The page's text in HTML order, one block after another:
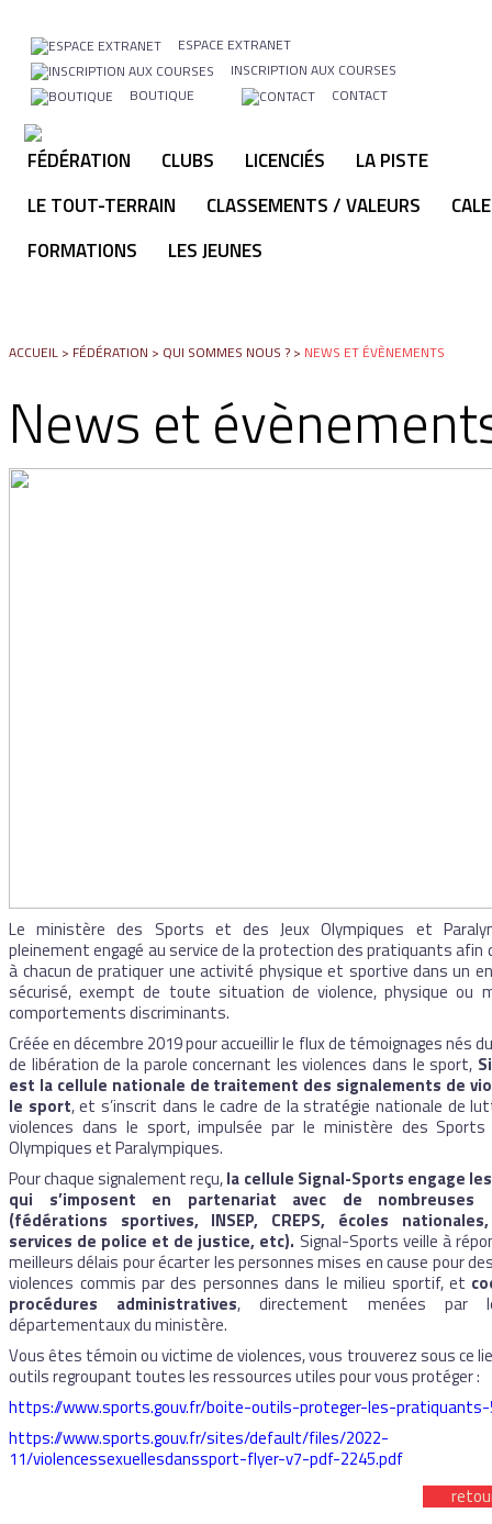
ESPACE EXTRANET
INSCRIPTION AUX COURSES
BOUTIQUE
CONTACT
FÉDÉRATION CLUBS LICENCIÉS
LA PISTE
LE TOUT-TERRAIN
CLASSEMENTS / VALEURS
FORMATIONS
LES JEUNES
ACCUEIL > FÉDÉRATION > QUI SOMMES NOUS ? > NEWS ET ÉVÈNEMENTS
News et
Le ministère des Sports et des Jeux Olympiques et
pleinement engagé au service de la protection des pratiquants
à chacun de pratiquer une activité physique et sportive dans un
sécurisé, exempt de toute situation de violence, physique ou
comportements discriminants.
Créée en décembre 2019 pour accueillir le flux de témoignages nés
de libération de la parole concernant les violences dans le sport,
est la cellule nationale de traitement des signalements de
le sport, et s’inscrit dans le cadre de la stratégie nationale de
violences dans le sport, impulsée par le ministère des
Olympiques et Paralympiques.
Pour chaque signalement reçu,la cellule Signal-Sports engage
qui s’imposent en partenariat avec de nombreuses
(fédérations sportives, INSEP, CREPS, écoles
services de police et de justice, etc). Signal-Sports veille à
meilleurs délais pour écarter les personnes mises en cause pour
violences commis par des personnes dans le milieu sportif, et
procédures administratives, directement menées par
départementaux du ministère.
Vous êtes témoin ou victime de violences, vous trouverez sous ce
outils regroupant toutes les ressources utiles pour vous protéger :
https://www.sports.gouv.fr/boite-outils-proteger-les-
https://www.sports.gouv.fr/sites/default/files/2022-
11/violencessexuellesdanssport-flyer-v7-pdf-2245.pdf